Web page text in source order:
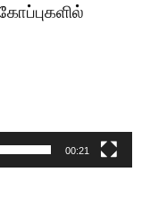
00:21